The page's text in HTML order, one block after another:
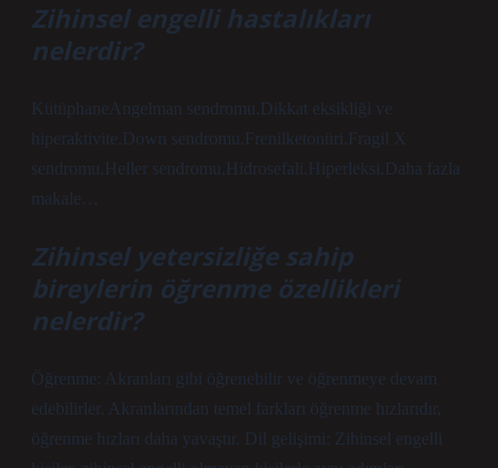
Zihinsel engelli hastalıkları
nelerdir?
KütüphaneAngelman sendromu.Dikkat eksikliği ve
hiperaktivite.Down sendromu.Frenilketonüri.Fragil X
sendromu.Heller sendromu.Hidrosefali.Hiperleksi.Daha fazla
makale…
Zihinsel yetersizliğe sahip
bireylerin öğrenme özellikleri
nelerdir?
Öğrenme: Akranları gibi öğrenebilir ve öğrenmeye devam
edebilirler. Akranlarından temel farkları öğrenme hızlarıdır,
öğrenme hızları daha yavaştır. Dil gelişimi: Zihinsel engelli